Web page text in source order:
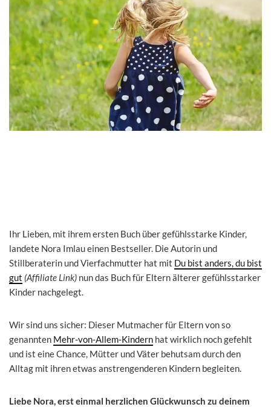
Ihr Lieben, mit ihrem ersten Buch über gefühlsstarke Kinder,
landete Nora Imlau einen Bestseller. Die Autorin und
Stillberaterin und Vierfachmutter hat mit Du bist anders, du bist
gut (Affiliate Link) nun das Buch für Eltern älterer gefühlsstarker
Kinder nachgelegt.
Wir sind uns sicher: Dieser Mutmacher für Eltern von so
genannten Mehr-von-Allem-Kindern hat wirklich noch gefehlt
und ist eine Chance, Mütter und Väter behutsam durch den
Alltag mit ihren etwas anstrengenderen Kindern begleiten.
Liebe Nora, erst einmal herzlichen Glückwunsch zu deinem